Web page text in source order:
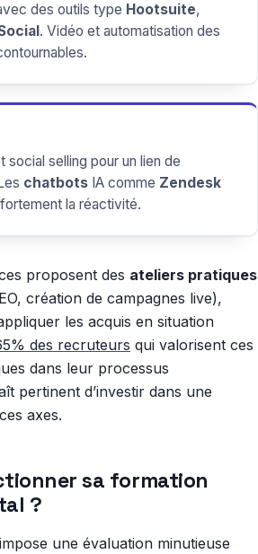
des outils type Hootsuite,
. Vidéo et automatisation des
social selling pour un lien de
chatbots IA comme Zendesk
la réactivité.
proposent des ateliers pratiques
création de campagnes live),
les acquis en situation
des recruteurs qui valorisent ces
dans leur processus
pertinent d’investir dans une
axes.
sa formation
?
une évaluation minutieuse